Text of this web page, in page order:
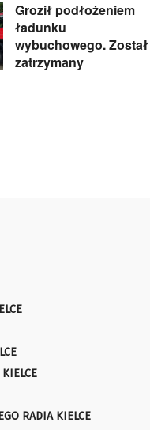
Groził podłożeniem
ładunku
wybuchowego. Został
zatrzymany
KIELCE
RADIA KIELCE